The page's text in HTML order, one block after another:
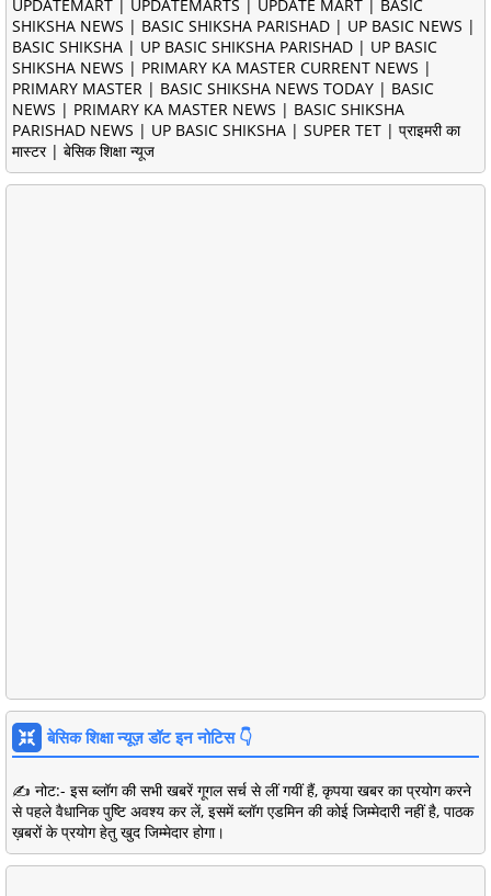
UPDATEMART | UPDATEMARTS | UPDATE MART | BASIC
SHIKSHA NEWS | BASIC SHIKSHA PARISHAD | UP BASIC NEWS |
BASIC SHIKSHA | UP BASIC SHIKSHA PARISHAD | UP BASIC
SHIKSHA NEWS | PRIMARY KA MASTER CURRENT NEWS |
PRIMARY MASTER | BASIC SHIKSHA NEWS TODAY | BASIC
NEWS | PRIMARY KA MASTER NEWS | BASIC SHIKSHA
PARISHAD NEWS | UP BASIC SHIKSHA | SUPER TET | प्राइमरी का
मास्टर | बेसिक शिक्षा न्यूज
बेसिक शिक्षा न्यूज़ डॉट इन नोटिस 👇
✍️ नोट:- इस ब्लॉग की सभी खबरें गूगल सर्च से लीं गयीं हैं, कृपया खबर का प्रयोग करने
से पहले वैधानिक पुष्टि अवश्य कर लें, इसमें ब्लॉग एडमिन की कोई जिम्मेदारी नहीं है, पाठक
ख़बरों के प्रयोग हेतु खुद जिम्मेदार होगा।